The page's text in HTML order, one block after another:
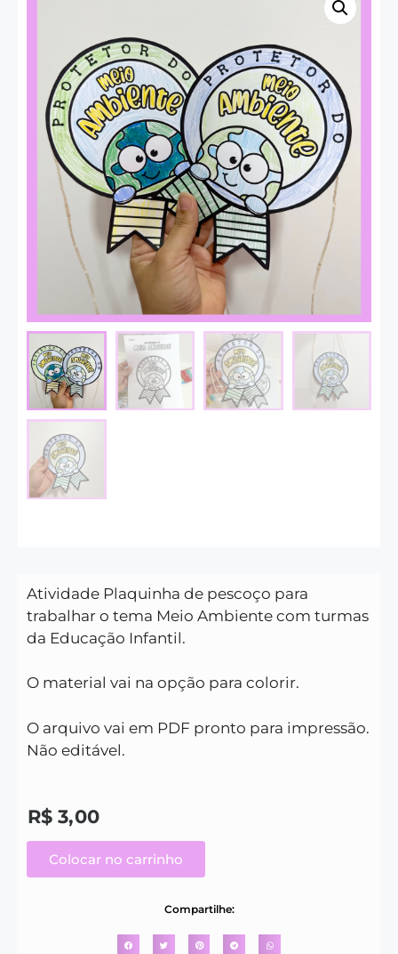
Atividade Plaquinha de pescoço para
trabalhar o tema Meio Ambiente com turmas
da Educação Infantil.
O material vai na opção para colorir.
O arquivo vai em PDF pronto para impressão.
Não editável.
R$ 3,00
Colocar no carrinho
Compartilhe: